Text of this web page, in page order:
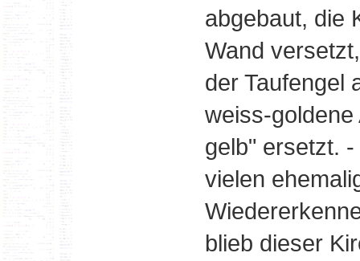
abgebaut, die
Wand
der Taufengel
weiss-
gelb" ersetzt.
vielen
blieb dieser